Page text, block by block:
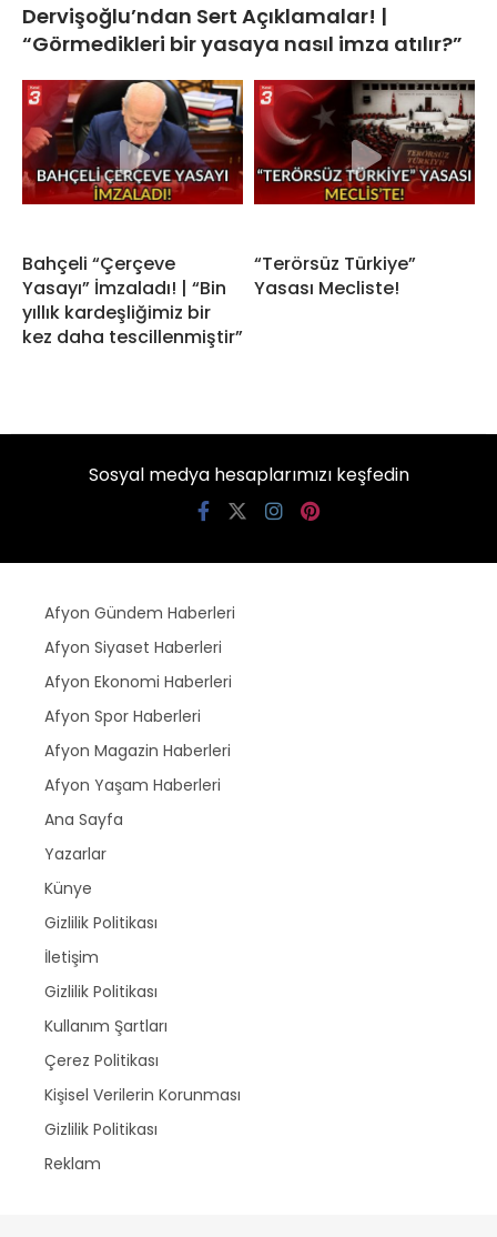
Dervişoğlu’ndan Sert Açıklamalar! |
“Görmedikleri bir yasaya nasıl imza atılır?”
Bahçeli “Çerçeve
Yasayı” İmzaladı! | “Bin
yıllık kardeşliğimiz bir
kez daha tescillenmiştir”
“Terörsüz Türkiye”
Yasası Mecliste!
Sosyal medya hesaplarımızı keşfedin
Afyon Gündem Haberleri
Afyon Siyaset Haberleri
Afyon Ekonomi Haberleri
Afyon Spor Haberleri
Afyon Magazin Haberleri
Afyon Yaşam Haberleri
Ana Sayfa
Yazarlar
Künye
Gizlilik Politikası
İletişim
Gizlilik Politikası
Kullanım Şartları
Çerez Politikası
Kişisel Verilerin Korunması
Gizlilik Politikası
Reklam